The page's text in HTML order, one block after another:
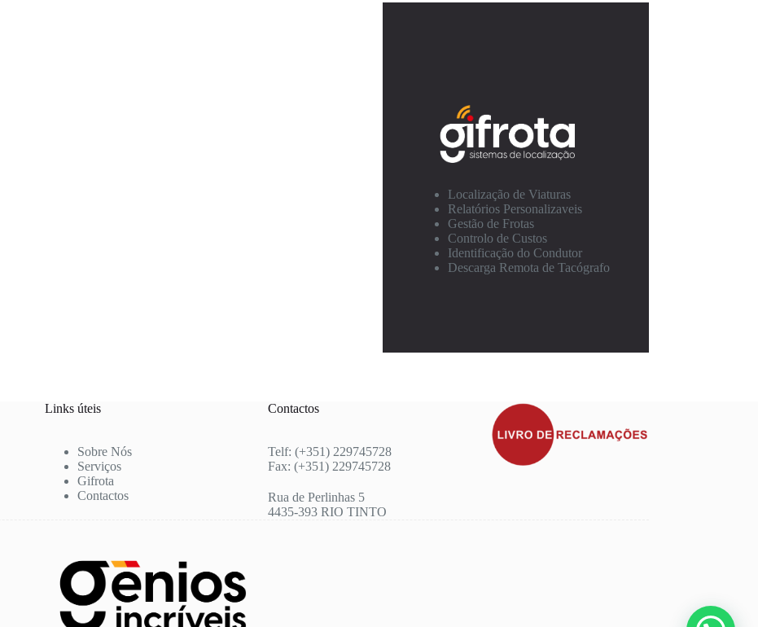
Localização de Viaturas
Relatórios Personalizaveis
Gestão de Frotas
Controlo de Custos
Identificação do Condutor
Descarga Remota de Tacógrafo
Links úteis
Sobre Nós
Serviços
Gifrota
Contactos
Contactos
Telf: (+351) 229745728
Fax: (+351) 229745728
Rua de Perlinhas 5
4435-393 RIO TINTO